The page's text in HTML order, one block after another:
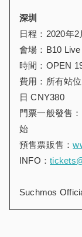
深圳
日程：2020年
會場：B10
時間：OPEN
費用：所有站
日 CNY380
門票一般發售
始
預售票販售：
INFO：
Suchmos